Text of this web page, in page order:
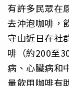
有許多民眾在
去沖泡咖啡，
守山近日在社
啡（約200至
病、心臟病和
量飲用咖啡有